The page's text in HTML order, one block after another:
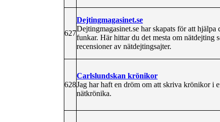
627
Dejtingmagasinet.se
Dejtingmagasinet.se har skapats för att
funkar. Här hittar du det mesta om nätdejting
recensioner av nätdejtingsajter.
628
Carlslundskan krönikor
Jag har haft en dröm om att skriva krönikor i
nätkrönika.